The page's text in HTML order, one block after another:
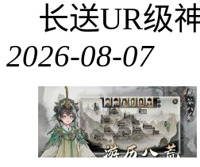
长送UR级
2026-08-07